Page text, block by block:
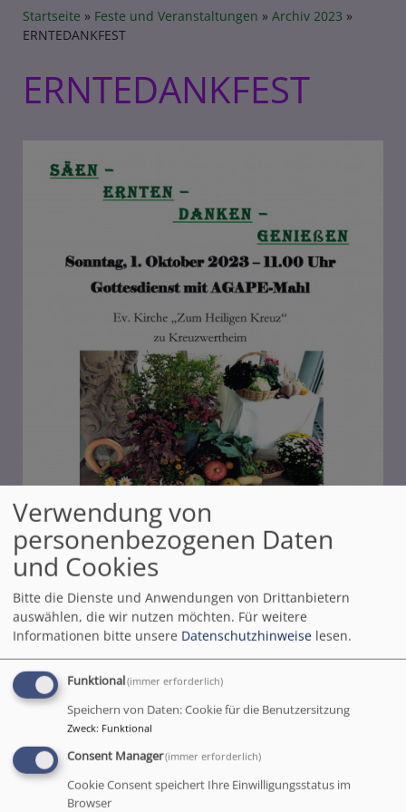
Breadcrumb
Startseite Feste und Veranstaltungen
Archiv 2023
ERNTEDANKFEST
ERNTEDANKFEST
Herzliche Einladung zum
Erntedankfest!
Wir feiern gemeinsam Gottesdienst mit einem
AGAPE-Mahl und danach genießen wir gemeinsam
Verwendung von
personenbezogenen Daten
und Cookies
Bitte die Dienste und Anwendungen von Drittanbietern
auswählen, die wir nutzen möchten. Für weitere
Informationen bitte unsere Datenschutzhinweise lesen.
Funktional(immer erforderlich)
Speichern von Daten: Cookie für die Benutzersitzung
Zweck: Funktional
Consent Manager(immer erforderlich)
Cookie Consent speichert Ihre Einwilligungsstatus im
Browser